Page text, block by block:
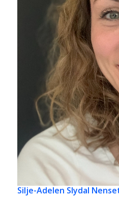
Silje-Adelen Slydal